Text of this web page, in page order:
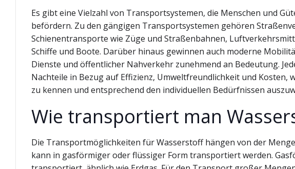
Es gibt eine Vielzahl von Transportsystemen, die Menschen und
befördern. Zu den gängigen Transportsystemen gehören
Schienentransporte wie Züge und Straßenbahnen,
Schiffe und Boote. Darüber hinaus gewinnen auch moderne
Dienste und öffentlicher Nahverkehr zunehmend an Bedeutung.
Nachteile in Bezug auf Effizienz, Umweltfreundlichkeit und Kosten,
zu kennen und entsprechend den individuellen Bedürfnissen
Wie transportiert man
Die Transportmöglichkeiten für Wasserstoff hängen von der
kann in gasförmiger oder flüssiger Form transportiert werden.